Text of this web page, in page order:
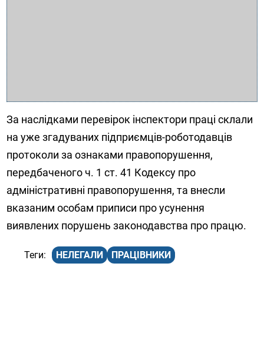
За наслідками перевірок інспектори праці склали
на уже згадуваних підприємців-роботодавців
протоколи за ознаками правопорушення,
передбаченого ч. 1 ст. 41 Кодексу про
адміністративні правопорушення, та внесли
вказаним особам приписи про усунення
виявлених порушень законодавства про працю.
НЕЛЕГАЛИ ПРАЦІВНИКИ